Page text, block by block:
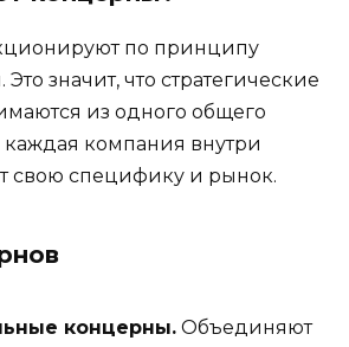
по принципу
значит, что стратегические
из одного общего
компания внутри
свою специфику и рынок.
концерны. Объединяют